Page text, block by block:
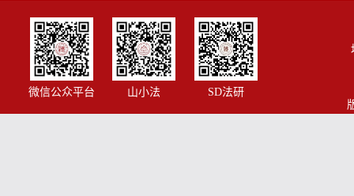
微信公众平台 山小法 SD法研